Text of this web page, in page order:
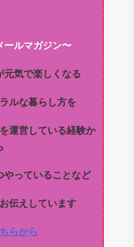
ールマガジン〜
元気で楽しくなる
ルな暮らし方を
運営している経験か
やっていることなど
伝えしています
らから